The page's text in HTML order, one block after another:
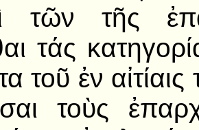
τῶν τῆς
τάς
τοῦ ἐν
τοὺς